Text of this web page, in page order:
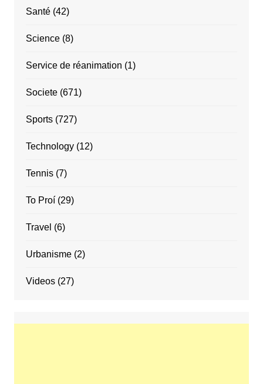
Santé(42)
Science(8)
Service de réanimation (1)
Societe(671)
Sports(727)
Technology(12)
Tennis(7)
To Proí(29)
Travel (6)
Urbanisme(2)
Videos(27)